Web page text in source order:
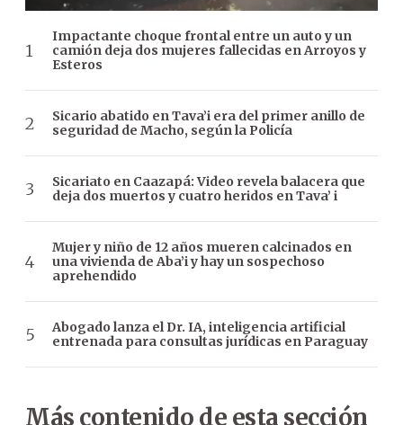
Impactante choque frontal entre un auto y un
camión deja dos mujeres fallecidas en Arroyos y
Esteros
Sicario abatido en Tava’i era del primer anillo de
seguridad de Macho, según la Policía
Sicariato en Caazapá: Video revela balacera que
deja dos muertos y cuatro heridos en Tava’ i
Mujer y niño de 12 años mueren calcinados en
una vivienda de Aba’i y hay un sospechoso
aprehendido
Abogado lanza el Dr. IA, inteligencia artificial
entrenada para consultas jurídicas en Paraguay
Más contenido de esta sección